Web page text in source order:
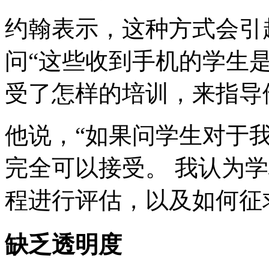
约翰表示，这种方式会
问“这些收到手机的学生
受了怎样的培训，来指
他说，“如果问学生对于
完全可以接受。 我认为
程进行评估，以及如何
缺乏透明度